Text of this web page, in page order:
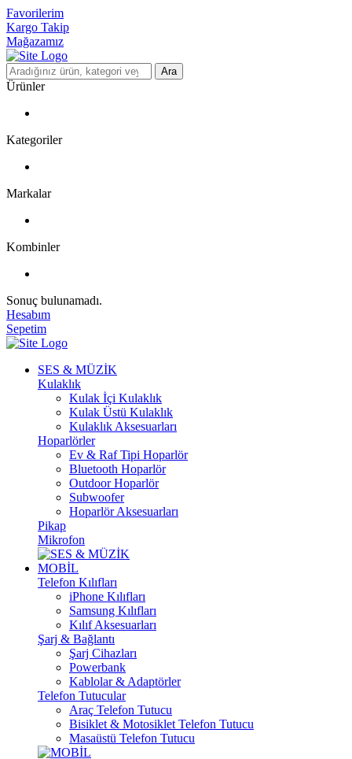
Favorilerim
Kargo Takip
Mağazamız
Ara
Ürünler
Kategoriler
Markalar
Kombinler
Sonuç bulunamadı.
Hesabım
Sepetim
SES & MÜZİK
Kulaklık
Kulak İçi Kulaklık
Kulak Üstü Kulaklık
Kulaklık Aksesuarları
Hoparlörler
Ev & Raf Tipi Hoparlör
Bluetooth Hoparlör
Outdoor Hoparlör
Subwoofer
Hoparlör Aksesuarları
Pikap
Mikrofon
MOBİL
Telefon Kılıfları
iPhone Kılıfları
Samsung Kılıfları
Kılıf Aksesuarları
Şarj & Bağlantı
Şarj Cihazları
Powerbank
Kablolar & Adaptörler
Telefon Tutucular
Araç Telefon Tutucu
Bisiklet & Motosiklet Telefon Tutucu
Masaüstü Telefon Tutucu